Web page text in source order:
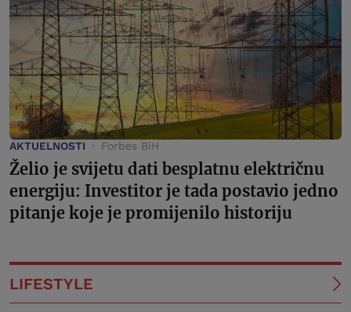
AKTUELNOSTI Forbes BiH
Želio je svijetu dati besplatnu električnu
energiju: Investitor je tada postavio jedno
pitanje koje je promijenilo historiju
LIFESTYLE